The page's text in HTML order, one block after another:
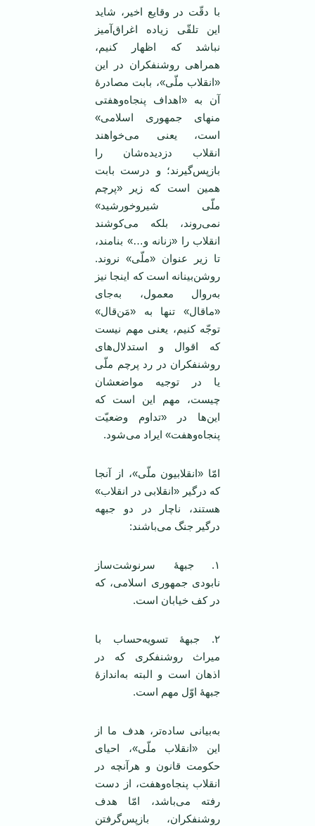
با دقّت در وقایع اخیر، شاید
این تلقّی زیاده اغراق‌آمیز
نباشد که اظهار کنیم،
همراهی روشنفکران در این
«انقلاب ملّی»، بابت مصادرهٔ
آن به «اهداف پنجاه‌وهفتی
منهای جمهوری اسلامی»
است، یعنی می‌خواهند
انقلاب دزدیده‌شان را
بازپس‌گیرند؛ و درست بابت
همین است که زیر «پرچم
ملّی شیروخورشید»
نمی‌روند، بلکه می‌کوشند
انقلاب را «زنانه و…» بنامند،
تا زیر عنوان «ملّی» نروند.
روشن‌بینانه است که اینجا نیز
به‌روال معمول، به‌جای
«ماقال» تنها به «مَن‌قال»
توجّه کنیم، یعنی مهم نیست
که اقوال و استدلال‌های
روشنفکران در رد پرچم ملّی
یا در توجیه مواضعشان
چیست، مهم این است که
این‌ها در «تداوم وضعیّت
پنجاه‌وهفت» ایراد می‌شود.
امّا «انقلابیون ملّی»، از آنجا
که درگیر «انقلابی در انقلاب»
هستند، ناچار در دو جبهه
درگیر جنگ می‌باشند:
۱. جبههٔ سرنوشت‌ساز
نابودی جمهوری اسلامی، که
در کف خیابان است.
۲. جبههٔ تسویه‌حساب با
میراث روشنفکری که در
اذهان است و البته به‌اندازهٔ
جبههٔ اوّل مهم است.
به‌بیانی ساده‌تر، هدف ما از
این «انقلاب ملّی»، احیای
حکومت قانون و هرآنچه در
انقلاب پنجاه‌وهفت، از دست
رفته می‌باشد، امّا هدف
روشنفکران، بازپس‌گرفتن